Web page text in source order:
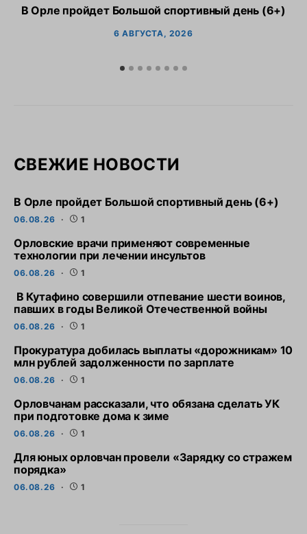
В Орле пройдет Большой спортивный день (6+)
6 АВГУСТА, 2026
СВЕЖИЕ НОВОСТИ
В Орле пройдет Большой спортивный день (6+)
06.08.26 1
Орловские врачи применяют современные
технологии при лечении инсультов
06.08.26 1
В Кутафино совершили отпевание шести воинов,
павших в годы Великой Отечественной войны
06.08.26 1
Прокуратура добилась выплаты «дорожникам» 10
млн рублей задолженности по зарплате
06.08.26 1
Орловчанам рассказали, что обязана сделать УК
при подготовке дома к зиме
06.08.26 1
Для юных орловчан провели «Зарядку со стражем
порядка»
06.08.26 1